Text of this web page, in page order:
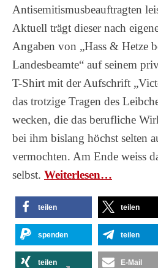
Antisemitismusbeauftragten
Aktuell trägt dieser nach
Angaben von „Hass & Hetze
Landesbeamte“ auf seinem
T-Shirt mit der Aufschrift
das trotzige Tragen des
wecken, die das berufliche
bei ihm bislang höchst selten
vermochten. Am Ende weiss
selbst. Wei­ter­le­sen…
teilen teilen
spenden teilen
teilen E-Mail